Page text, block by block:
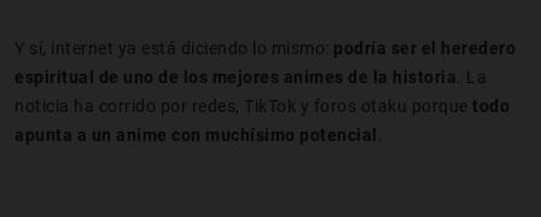
Y sí, internet ya está diciendo lo mismo: podría ser el heredero
espiritual de uno de los mejores animes de la historia . La
noticia ha corrido por redes, TikTok y foros otaku porque todo
apunta a un anime con muchísimo potencial